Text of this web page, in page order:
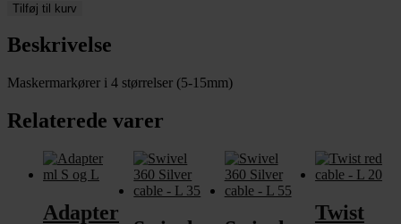
Tilføj til kurv
Beskrivelse
Maskermarkører i 4 størrelser (5-15mm)
Relaterede varer
Adapter
Twist